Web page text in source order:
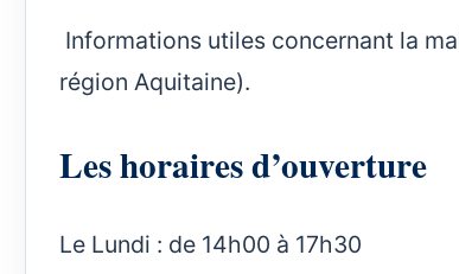
Informations utiles concernant la
région Aquitaine).
Les horaires d’ouverture
Le Lundi : de 14h00 à 17h30